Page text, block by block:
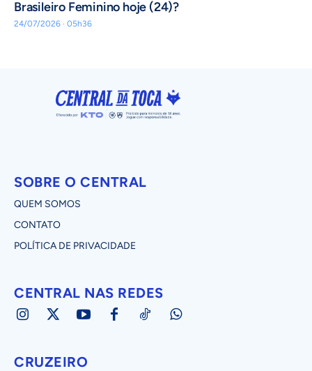
Brasileiro Feminino hoje (24)?
24/07/2026 · 05h36
SOBRE O CENTRAL
QUEM SOMOS
CONTATO
POLÍTICA DE PRIVACIDADE
CENTRAL NAS REDES
CRUZEIRO